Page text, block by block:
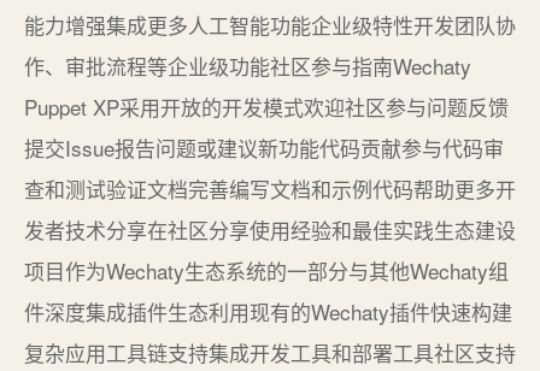
能力增强集成更多人工智能功能企业级特性开发团队协
作、审批流程等企业级功能社区参与指南Wechaty
Puppet XP采用开放的开发模式欢迎社区参与问题反馈
提交Issue报告问题或建议新功能代码贡献参与代码审
查和测试验证文档完善编写文档和示例代码帮助更多开
发者技术分享在社区分享使用经验和最佳实践生态建设
项目作为Wechaty生态系统的一部分与其他Wechaty组
件深度集成插件生态利用现有的Wechaty插件快速构建
复杂应用工具链支持集成开发工具和部署工具社区支持